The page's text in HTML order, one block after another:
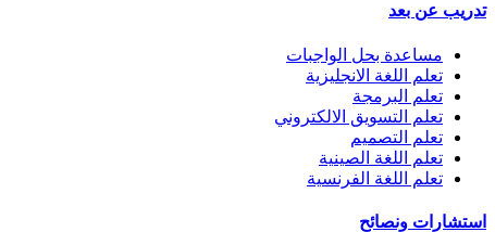
تدريب عن بعد
مساعدة بحل الواجبات
تعلم اللغة الانجليزية
تعلم البرمجة
تعلم التسويق الالكتروني
تعلم التصميم
تعلم اللغة الصينية
تعلم اللغة الفرنسية
استشارات ونصائح